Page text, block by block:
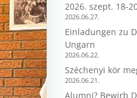
2026. szept. 18-
2026.06.27.
Einladungen zu
Ungarn
2026.06.22.
Széchenyi kör
2026.06.21.
Alumni? Bewirb